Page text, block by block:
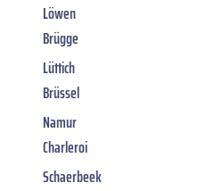
Löwen
Brügge
Lüttich
Brüssel
Namur
Charleroi
Schaerbeek